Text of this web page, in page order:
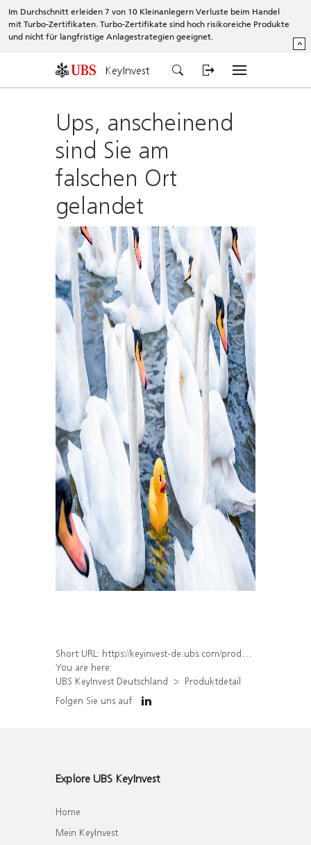
Im Durchschnitt erleiden 7 von 10 Kleinanlegern Verluste beim Handel
mit Turbo-Zertifikaten. Turbo-Zertifikate sind hoch risikoreiche Produkte
und nicht für langfristige Anlagestrategien geeignet.
^
KeyInvest
Ups, anscheinend
sind Sie am
falschen Ort
gelandet
Short URL: https://keyinvest-de.ubs.com/produkt/detail/index/isin/DE000WA8V3V5
You are here:
UBS KeyInvest Deutschland
Produktdetail
Folgen Sie uns auf
Explore UBS KeyInvest
Home
Mein KeyInvest